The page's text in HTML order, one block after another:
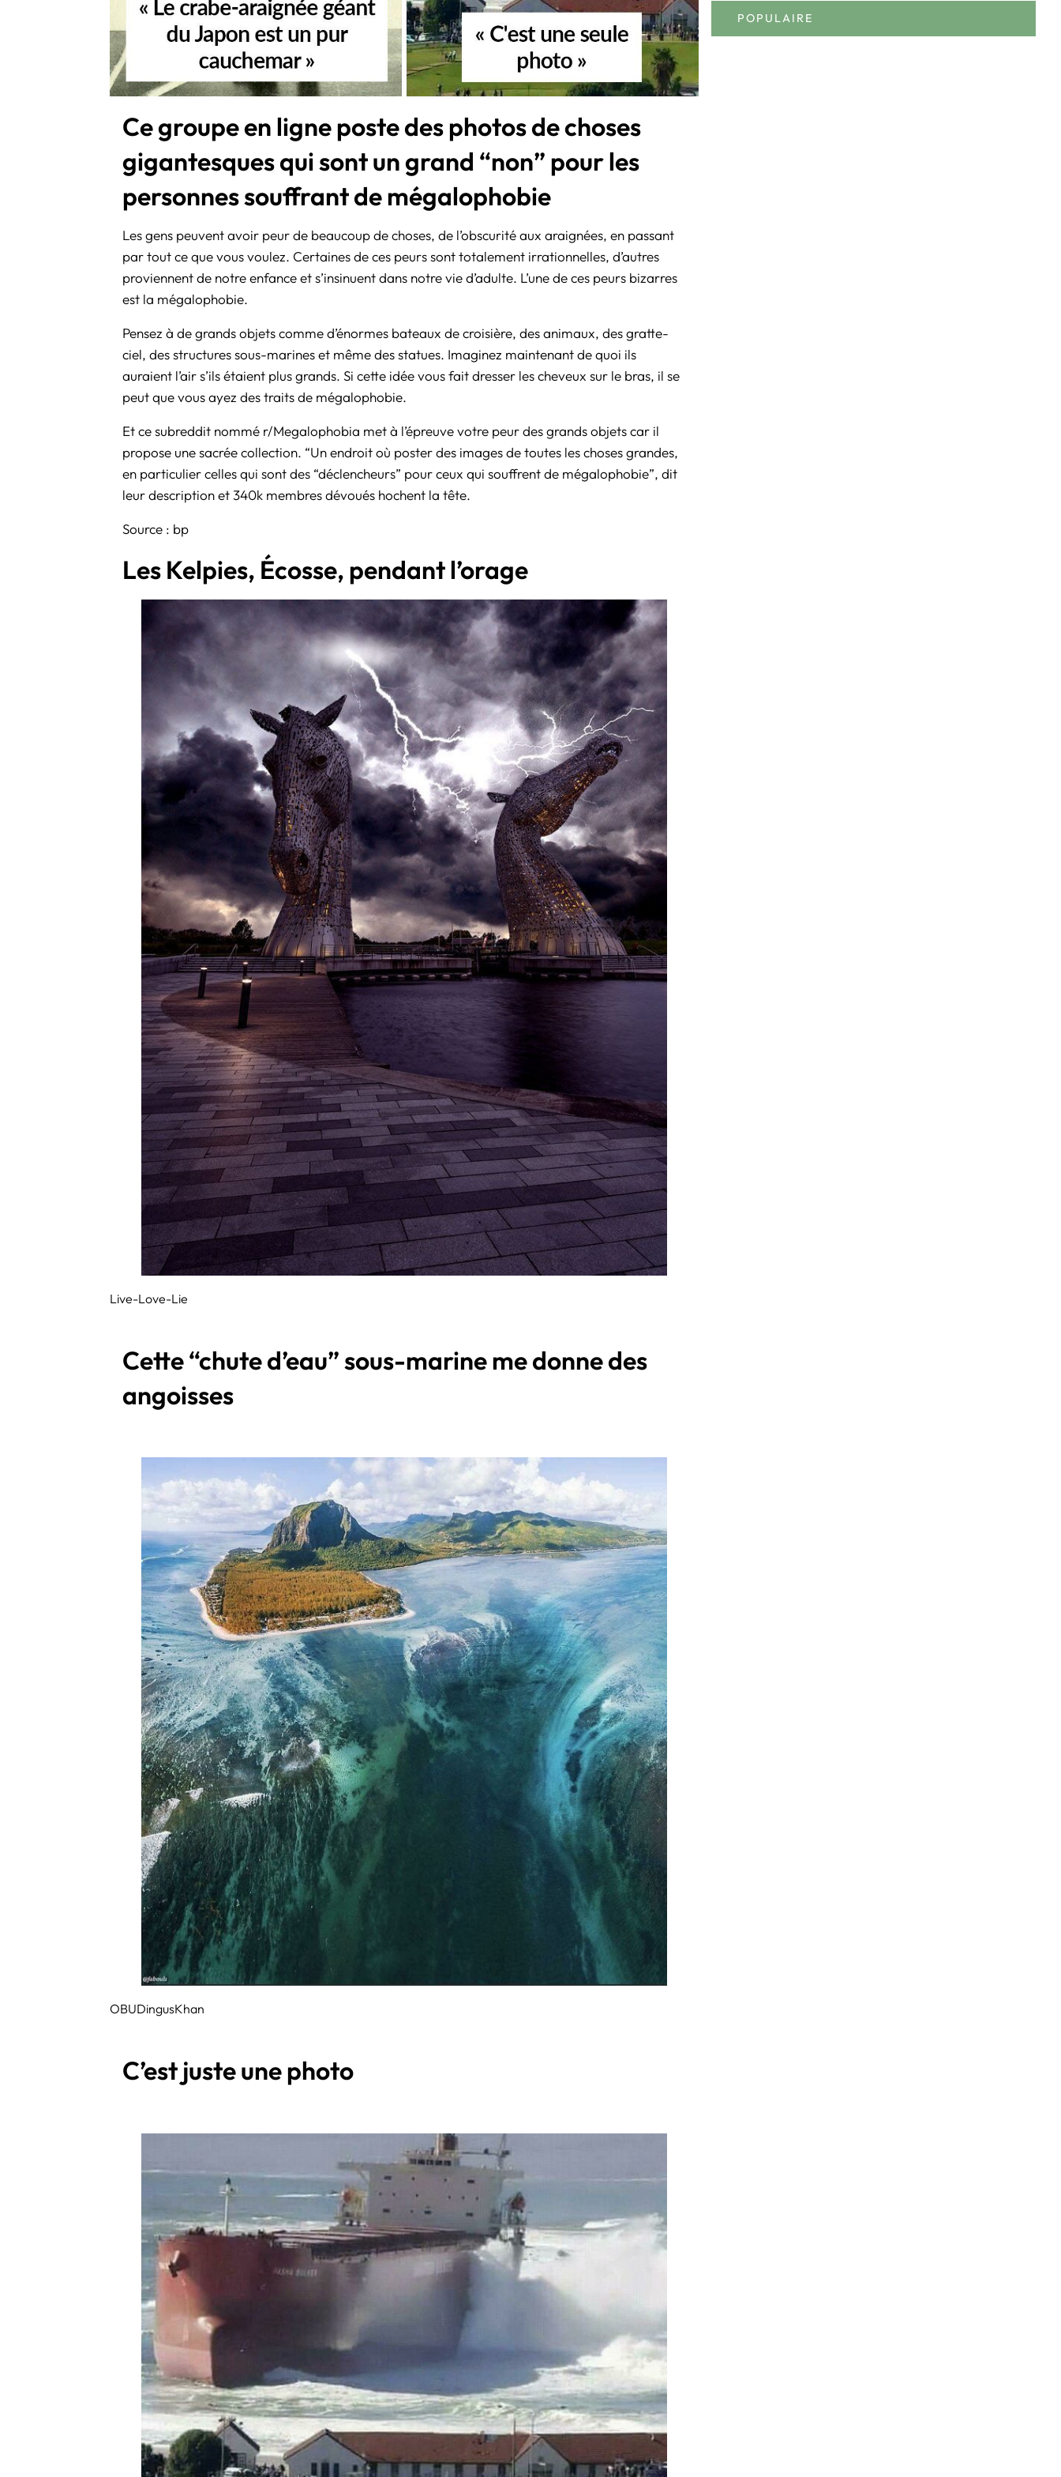
Ce groupe en ligne poste des photos de choses
gigantesques qui sont un grand “non” pour les
personnes souffrant de mégalophobie
Les gens peuvent avoir peur de beaucoup de choses, de l’obscurité aux araignées, en passant
par tout ce que vous voulez. Certaines de ces peurs sont totalement irrationnelles, d’autres
proviennent de notre enfance et s’insinuent dans notre vie d’adulte. L’une de ces peurs bizarres
est la mégalophobie.
Pensez à de grands objets comme d’énormes bateaux de croisière, des animaux, des gratte-
ciel, des structures sous-marines et même des statues. Imaginez maintenant de quoi ils
auraient l’air s’ils étaient plus grands. Si cette idée vous fait dresser les cheveux sur le bras, il se
peut que vous ayez des traits de mégalophobie.
Et ce subreddit nommé r/Megalophobia met à l’épreuve votre peur des grands objets car il
propose une sacrée collection. “Un endroit où poster des images de toutes les choses grandes,
en particulier celles qui sont des “déclencheurs” pour ceux qui souffrent de mégalophobie”, dit
leur description et 340k membres dévoués hochent la tête.
Source : bp
Les Kelpies, Écosse, pendant l’orage
Live-Love-Lie
Cette “chute d’eau” sous-marine me donne des
angoisses
OBUDingusKhan
C’est juste une photo
POPULAIRE